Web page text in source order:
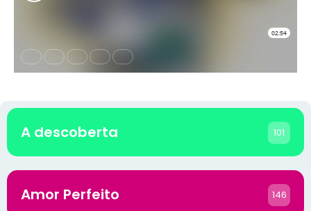
A descoberta 101
Amor Perfeito 146